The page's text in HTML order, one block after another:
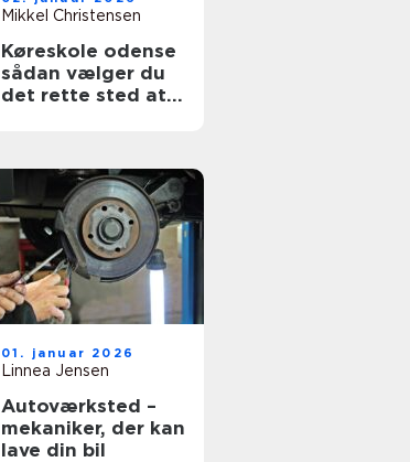
Mikkel Christensen
Køreskole odense
sådan vælger du
det rette sted at
01. januar 2026
Linnea Jensen
Autoværksted –
mekaniker, der kan
lave din bil